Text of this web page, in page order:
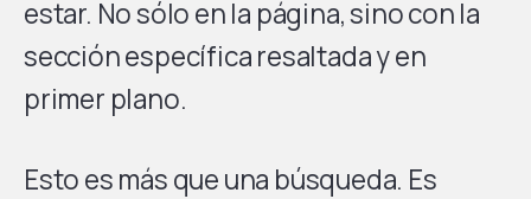
estar. No sólo en la página, sino con la
sección específica resaltada y en
primer plano.
Esto es más que una búsqueda. Es